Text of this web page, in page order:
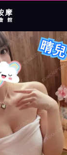
摩
館
詳細介紹
晴兒照片
晴